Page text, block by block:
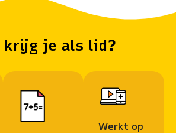
krijg je als lid?
Werkt op